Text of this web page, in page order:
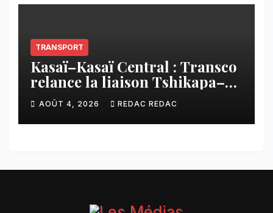
TRANSPORT
Kasaï–Kasaï Central : Transco
relance la liaison Tshikapa–
Tshiamu pour faciliter les
échanges
AOÛT 4, 2026 REDAC REDAC